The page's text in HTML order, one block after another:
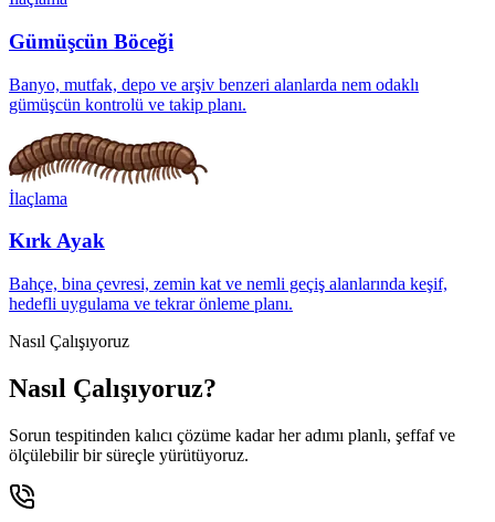
Gümüşcün Böceği
Banyo, mutfak, depo ve arşiv benzeri alanlarda nem odaklı
gümüşcün kontrolü ve takip planı.
İlaçlama
Kırk Ayak
Bahçe, bina çevresi, zemin kat ve nemli geçiş alanlarında keşif,
hedefli uygulama ve tekrar önleme planı.
Nasıl Çalışıyoruz
Nasıl Çalışıyoruz?
Sorun tespitinden kalıcı çözüme kadar her adımı planlı, şeffaf ve
ölçülebilir bir süreçle yürütüyoruz.